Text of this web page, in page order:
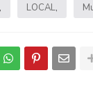
LOCAL